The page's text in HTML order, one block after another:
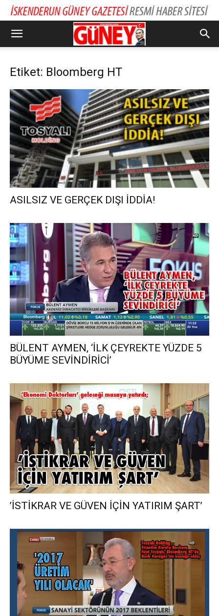
Etiket: Bloomberg HT
ASILSIZ VE GERÇEK DIŞI İDDİA!
BÜLENT AYMEN, ‘İLK ÇEYREKTE YÜZDE 5
BÜYÜME SEVİNDİRİCİ’
’İSTİKRAR VE GÜVEN İÇİN YATIRIM ŞART’